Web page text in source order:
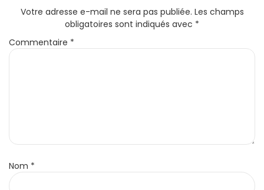
Votre adresse e-mail ne sera pas publiée. Les champs
obligatoires sont indiqués avec *
Commentaire *
Nom *